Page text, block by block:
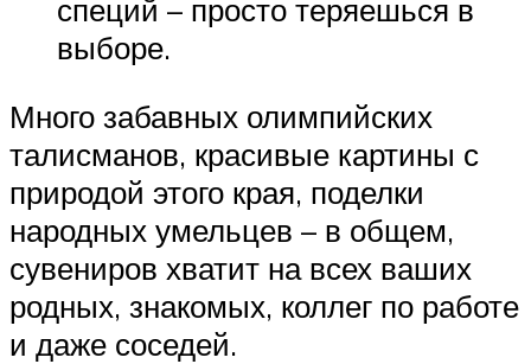
специй – просто теряешься в
выборе.
Много забавных олимпийских
талисманов, красивые картины с
природой этого края, поделки
народных умельцев – в общем,
сувениров хватит на всех ваших
родных, знакомых, коллег по работе
и даже соседей.